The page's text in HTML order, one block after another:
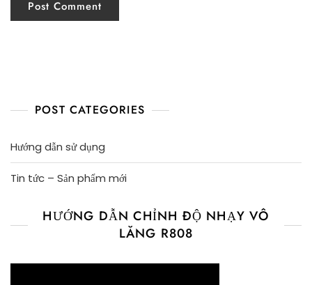
POST CATEGORIES
Hướng dẫn sử dụng
Tin tức – Sản phẩm mới
HƯỚNG DẪN CHỈNH ĐỘ NHẠY VÔ
LĂNG R808